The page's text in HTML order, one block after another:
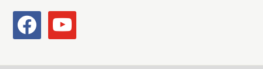
facebook youtube